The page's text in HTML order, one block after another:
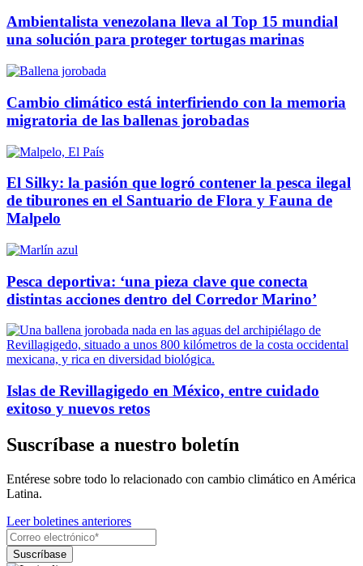
Ambientalista venezolana lleva al Top 15 mundial
una solución para proteger tortugas marinas
Cambio climático está interfiriendo con la memoria
migratoria de las ballenas jorobadas
El Silky: la pasión que logró contener la pesca ilegal
de tiburones en el Santuario de Flora y Fauna de
Malpelo
Pesca deportiva: ‘una pieza clave que conecta
distintas acciones dentro del Corredor Marino’
Islas de Revillagigedo en México, entre cuidado
exitoso y nuevos retos
Suscríbase a nuestro boletín
Entérese sobre todo lo relacionado con cambio climático en América
Latina.
Leer boletines anteriores